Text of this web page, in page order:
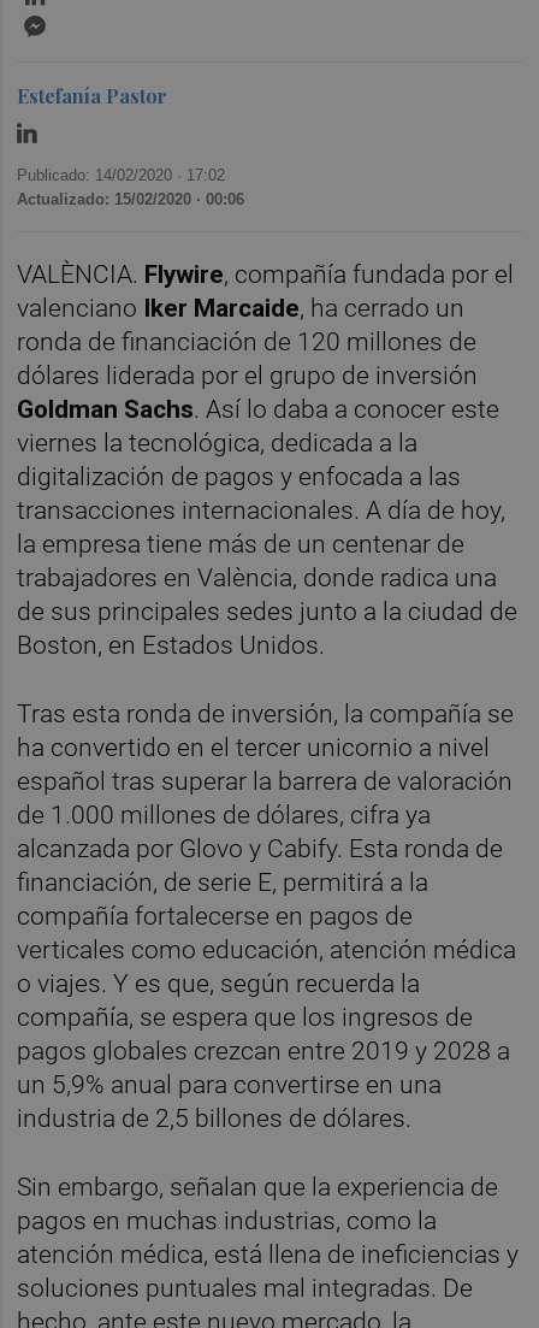
Estefanía Pastor
Publicado: 14/02/2020 · 17:02
Actualizado: 15/02/2020 · 00:06
VALÈNCIA. Flywire, compañía fundada por el
valenciano Iker Marcaide, ha cerrado un
ronda de financiación de 120 millones de
dólares liderada por el grupo de inversión
Goldman Sachs. Así lo daba a conocer este
viernes la tecnológica, dedicada a la
digitalización de pagos y enfocada a las
transacciones internacionales. A día de hoy,
la empresa tiene más de un centenar de
trabajadores en València, donde radica una
de sus principales sedes junto a la ciudad de
Boston, en Estados Unidos.
Tras esta ronda de inversión, la compañía se
ha convertido en el tercer unicornio a nivel
español tras superar la barrera de valoración
de 1.000 millones de dólares, cifra ya
alcanzada por Glovo y Cabify. Esta ronda de
financiación, de serie E, permitirá a la
compañía fortalecerse en pagos de
verticales como educación, atención médica
o viajes. Y es que, según recuerda la
compañía, se espera que los ingresos de
pagos globales crezcan entre 2019 y 2028 a
un 5,9% anual para convertirse en una
industria de 2,5 billones de dólares.
Sin embargo, señalan que la experiencia de
pagos en muchas industrias, como la
atención médica, está llena de ineficiencias y
soluciones puntuales mal integradas. De
hecho, ante este nuevo mercado, la